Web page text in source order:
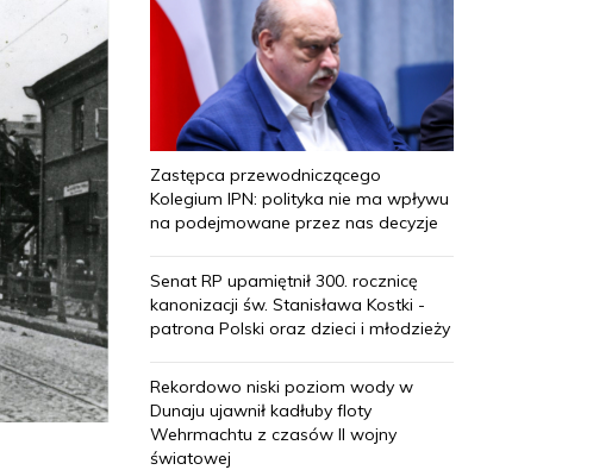
Zastępca przewodniczącego
Kolegium IPN: polityka nie ma wpływu
na podejmowane przez nas decyzje
Senat RP upamiętnił 300. rocznicę
kanonizacji św. Stanisława Kostki -
patrona Polski oraz dzieci i młodzieży
Rekordowo niski poziom wody w
Dunaju ujawnił kadłuby floty
Wehrmachtu z czasów II wojny
światowej